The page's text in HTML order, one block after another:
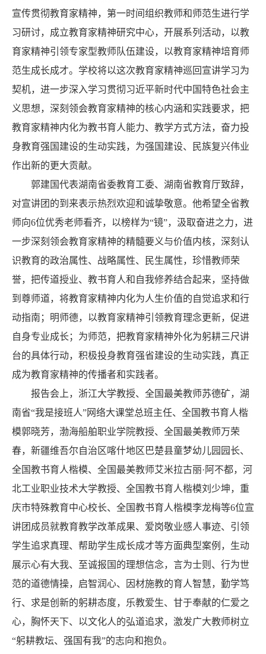
宣传贯彻教育家精神，第一时间组织教师和师范生进行学
习研讨，成立教育家精神研究中心，开展系列活动，以教
育家精神引领专家型教师队伍建设，以教育家精神培育师
范生成长成才。学校将以这次教育家精神巡回宣讲学习为
契机，进一步深入学习贯彻习近平新时代中国特色社会主
义思想，深刻领会教育家精神的核心内涵和实践要求，把
教育家精神内化为教书育人能力、教学方式方法，奋力投
身教育强国建设的生动实践，为强国建设、民族复兴伟业
作出新的更大贡献。
郭建国代表湖南省委教育工委、湖南省教育厅致辞，
对宣讲团的到来表示热烈欢迎和诚挚敬意。他希望全省教
师向6位优秀老师看齐，以榜样为“镜”，汲取奋进之力，进
一步深刻领会教育家精神的精髓要义与价值内核，深刻认
识教育的政治属性、战略属性、民生属性，珍惜教师荣
誉，把传道授业、教书育人和自我修养结合起来，坚持做
到尊师道，将教育家精神内化为人生价值的自觉追求和行
动指南；明师德，以教育家精神引领教育理念更新，促进
自身专业成长；为师范，把教育家精神外化为躬耕三尺讲
台的具体行动，积极投身教育强省建设的生动实践，真正
成为教育家精神的传播者和实践者。
报告会上，浙江大学教授、全国最美教师苏德矿，湖
南省“我是接班人”网络大课堂总班主任、全国教书育人楷
模郭晓芳，渤海船舶职业学院教授、全国最美教师万荣
春，新疆维吾尔自治区喀什地区巴楚县童梦幼儿园园长、
全国教书育人楷模、全国最美教师艾米拉古丽·阿不都，河
北工业职业技术大学教授、全国教书育人楷模刘少坤，重
庆市特殊教育中心校长、全国教书育人楷模李龙梅等6位宣
讲团成员就教育教学改革成果、爱岗敬业感人事迹、引领
学生追求真理、帮助学生成长成才等方面典型案例，生动
展示心有大我、至诚报国的理想信念，言为士则、行为世
范的道德情操，启智润心、因材施教的育人智慧，勤学笃
行、求是创新的躬耕态度，乐教爱生、甘于奉献的仁爱之
心，胸怀天下、以文化人的弘道追求，激发广大教师树立
“躬耕教坛、强国有我”的志向和抱负。